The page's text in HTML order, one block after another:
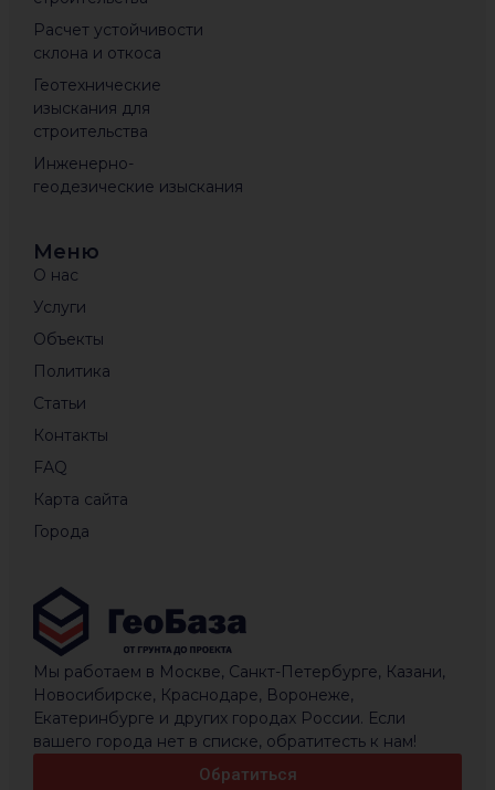
Мы работаем в Москве, Санкт-Петербурге, Казани,
Новосибирске, Краснодаре, Воронеже,
Екатеринбурге и других городах России. Если
вашего города нет в списке, обратитесть к нам!
Обратиться
Расчет устойчивости
склона и откоса
Геотехнические
изыскания для
строительства
Инженерно-
геодезические изыскания
Меню
О нас
Услуги
Объекты
Политика
Статьи
Контакты
FAQ
Карта сайта
Города